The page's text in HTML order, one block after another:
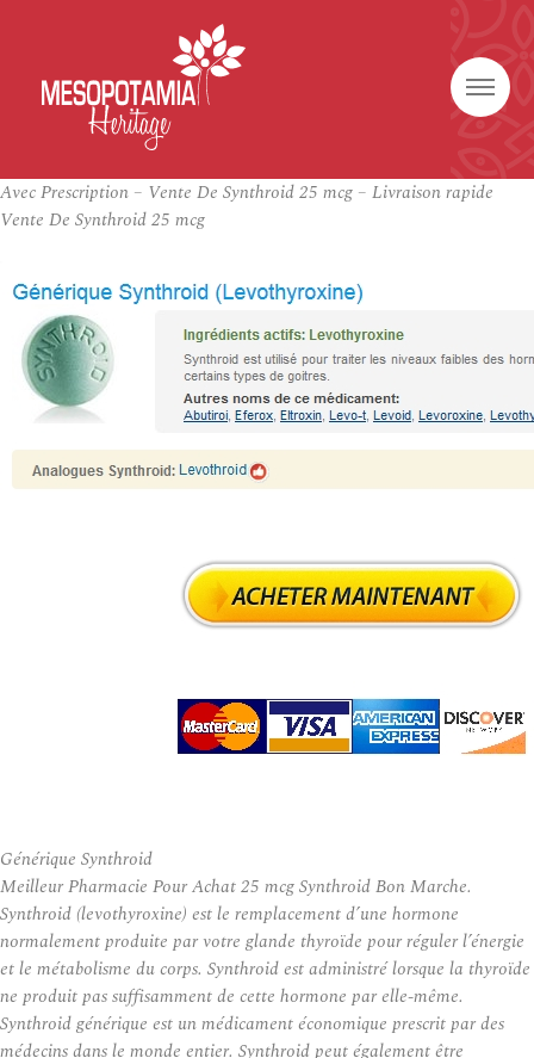
Avec Prescription – Vente De Synthroid 25 mcg – Livraison rapide
Vente De Synthroid 25 mcg
Générique Synthroid
Meilleur Pharmacie Pour Achat 25 mcg Synthroid Bon Marche.
Synthroid (levothyroxine) est le remplacement d’une hormone
normalement produite par votre glande thyroïde pour réguler l’énergie
et le métabolisme du corps. Synthroid est administré lorsque la thyroïde
ne produit pas suffisamment de cette hormone par elle-même.
Synthroid générique est un médicament économique prescrit par des
médecins dans le monde entier. Synthroid peut également être